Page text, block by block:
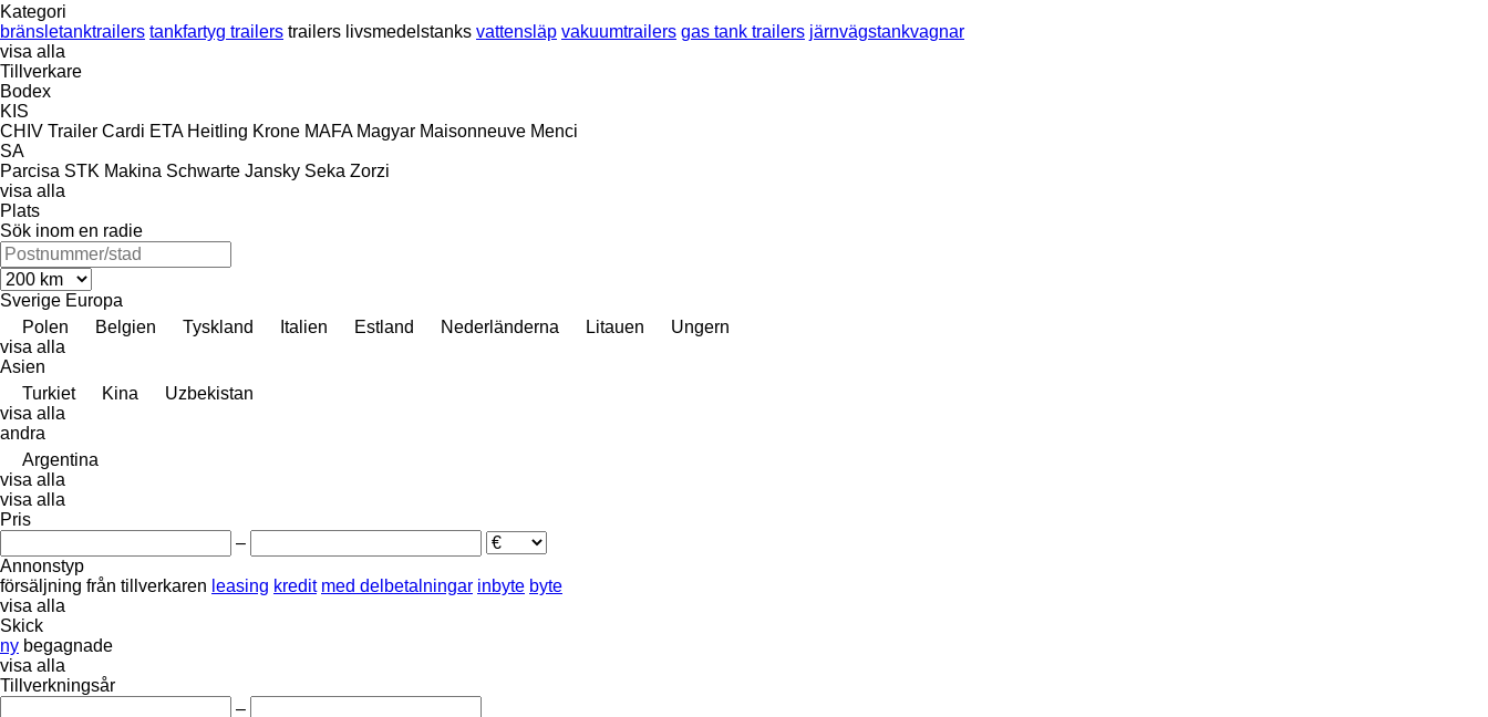
Kategori
bränsletanktrailers tankfartyg trailers trailers livsmedelstanks vattensläp vakuumtrailers gas tank trailers järnvägstankvagnar
visa alla
Tillverkare
Bodex
KIS
CHIV Trailer Cardi ETA Heitling Krone MAFA Magyar Maisonneuve Menci
SA
Parcisa STK Makina Schwarte Jansky Seka Zorzi
visa alla
Plats
Sök inom en radie
Sverige Europa
Polen
Belgien Tyskland Italien Estland Nederländerna Litauen
Ungern
visa alla
Asien
Turkiet
Kina
Uzbekistan
visa alla
andra
Argentina
visa alla
visa alla
Pris
–
Annonstyp
försäljning från tillverkaren leasing kredit med delbetalningar inbyte byte
visa alla
Skick
ny begagnade
visa alla
Tillverkningsår
–